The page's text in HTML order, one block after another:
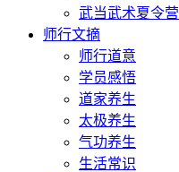
武当武术夏令营
师行文摘
师行道意
学员感悟
道家养生
太极养生
气功养生
生活常识